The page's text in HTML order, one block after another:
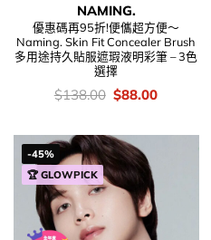
NAMING.
優惠碼再95折!便儶超方便～
Naming. Skin Fit Concealer Brush
多用途持久貼服遮瑕液明彩筆 – 3色
選擇
價
錢：
$138.00 Original
price
$138.00.
$88.00Current
$88.00.
-45%
🏆 GLOWPICK